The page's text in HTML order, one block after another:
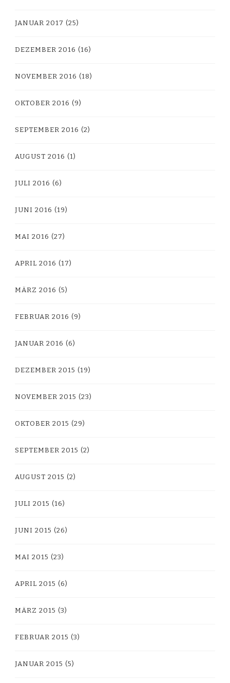
JANUAR 2017 (25)
DEZEMBER 2016 (16)
NOVEMBER 2016 (18)
OKTOBER 2016 (9)
SEPTEMBER 2016 (2)
AUGUST 2016 (1)
JULI 2016 (6)
JUNI 2016 (19)
MAI 2016 (27)
APRIL 2016 (17)
MÄRZ 2016 (5)
FEBRUAR 2016 (9)
JANUAR 2016 (6)
DEZEMBER 2015 (19)
NOVEMBER 2015 (23)
OKTOBER 2015 (29)
SEPTEMBER 2015 (2)
AUGUST 2015 (2)
JULI 2015 (16)
JUNI 2015 (26)
MAI 2015 (23)
APRIL 2015 (6)
MÄRZ 2015 (3)
FEBRUAR 2015 (3)
JANUAR 2015 (5)